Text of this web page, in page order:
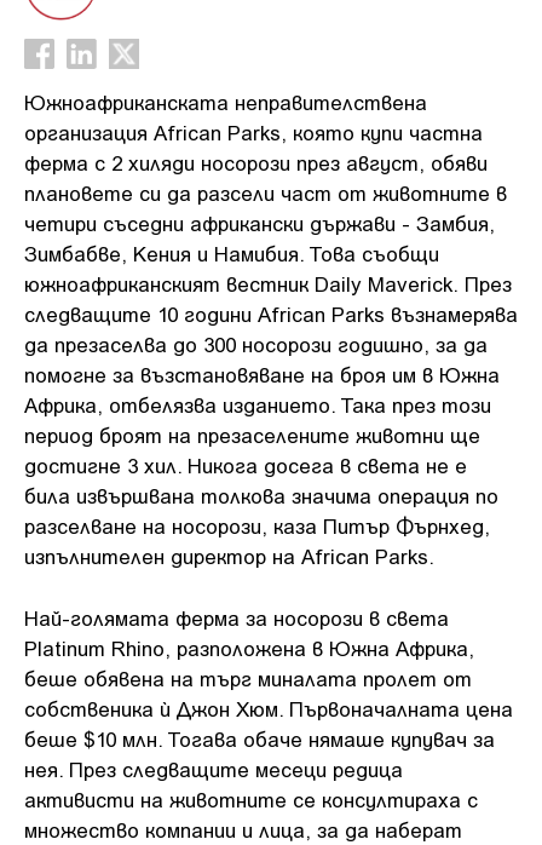
Южноафриканската неправителствена
организация African Parks, която купи частна
ферма с 2 хиляди носорози през август, обяви
плановете си да разсели част от животните в
четири съседни африкански държави - Замбия,
Зимбабве, Кения и Намибия. Това съобщи
южноафриканският вестник Daily Maverick. През
следващите 10 години African Parks възнамерява
да презаселва до 300 носорози годишно, за да
помогне за възстановяване на броя им в Южна
Африка, отбелязва изданието. Така през този
период броят на презаселените животни ще
достигне 3 хил. Никога досега в света не е
била извършвана толкова значима операция по
разселване на носорози, каза Питър Фърнхед,
изпълнителен директор на African Parks.
Най-голямата ферма за носорози в света
Platinum Rhino, разположена в Южна Африка,
беше обявена на търг миналата пролет от
собственика ѝ Джон Хюм. Първоначалната цена
беше $10 млн. Тогава обаче нямаше купувач за
нея. През следващите месеци редица
активисти на животните се консултираха с
множество компании и лица, за да наберат